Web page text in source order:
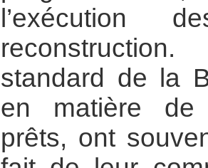
l’exécution
standard de la
en matière de
prêts, ont